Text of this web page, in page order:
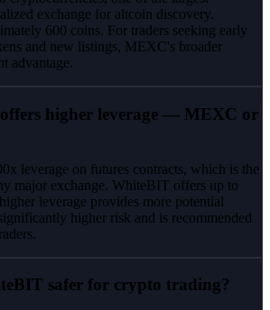
exchange for altcoin discovery.
600 coins. For traders seeking early
and new listings, MEXC's broader
advantage.
higher leverage — MEXC or
leverage on futures contracts, which is the
major exchange. WhiteBIT offers up to
leverage provides more potential
higher risk and is recommended
safer for crypto trading?